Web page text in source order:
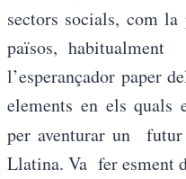
sectors socials, com
països,
l’esperançador paper
elements en els quals
per aventurar un futur
Llatina. Va fer esment